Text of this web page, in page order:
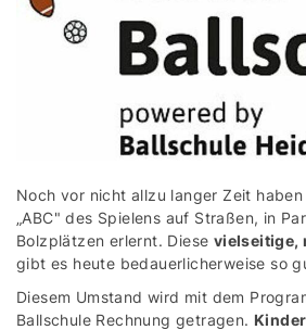
Noch vor nicht allzu langer Zeit
„ABC" des Spielens auf Straßen, in
Bolzplätzen erlernt. Diese vielseitige,
gibt es heute bedauerlicherweise so
Diesem Umstand wird mit dem
Ballschule Rechnung getragen.